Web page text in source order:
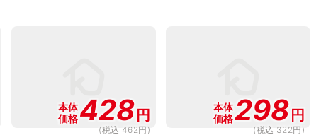
本体
価格428 円
(税込 462円)
本体
価格298 円
(税込 322円)